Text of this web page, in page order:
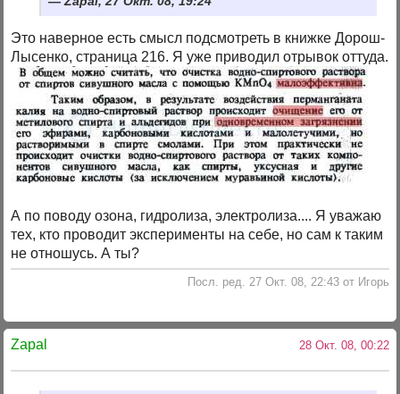
Это наверное есть смысл подсмотреть в книжке Дорош-
Лысенко, страница 216. Я уже приводил отрывок оттуда.
А по поводу озона, гидролиза, электролиза.... Я уважаю
тех, кто проводит эксперименты на себе, но сам к таким
не отношусь. А ты?
Посл. ред. 27 Окт. 08, 22:43 от Игорь
Zapal 28 Окт. 08, 00:22